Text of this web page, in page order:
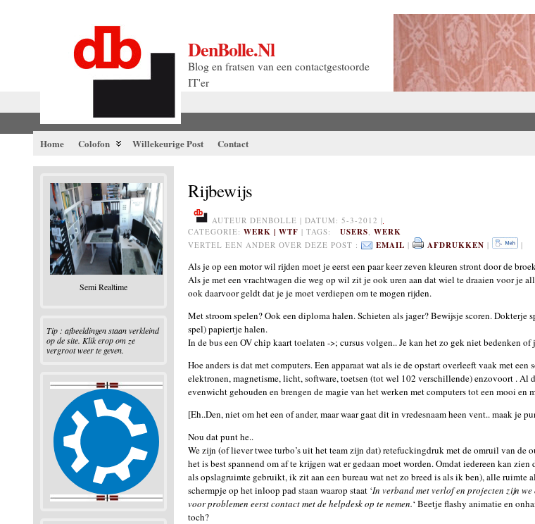
DenBolle.nl
Blog en fratsen van een contactgestoorde
IT'er
Home Colofon Willekeurige Post Contact
Semi Realtime
Tip : afbeeldingen staan verkleind
op de site. Klik erop om ze
vergroot weer te geven.
Rijbewijs
AUTEUR DENBOLLE | DATUM: 5-3-2012 |
CATEGORIE: WERK | WTF | TAGS: USERS, WERK
VERTEL EEN ANDER OVER DEZE POST : EMAIL | AFDRUKKEN | |
Als je op een motor wil rijden moet je eerst een paar keer zeven kleuren stront door de
Als je met een vrachtwagen die weg op wil zit je ook uren aan dat wiel te draaien voor je
ook daarvoor geldt dat je je moet verdiepen om te mogen rijden.
Met stroom spelen? Ook een diploma halen. Schieten als jager? Bewijsje scoren. Dokterje
spel) papiertje halen.
In de bus een OV chip kaart toelaten ->; cursus volgen.. Je kan het zo gek niet bedenken
Hoe anders is dat met computers. Een apparaat wat als ie de opstart overleeft vaak met
elektronen, magnetisme, licht, software, toetsen (tot wel 102 verschillende) enzovoort . Al
evenwicht gehouden en brengen de magie van het werken met computers tot een mooi en
[Eh..Den, niet om het een of ander, maar waar gaat dit in vredesnaam heen vent.. maak je
Nou dat punt he..
We zijn (of liever twee turbo’s uit het team zijn dat) retefuckingdruk met de omruil van de
het is best spannend om af te krijgen wat er gedaan moet worden. Omdat iedereen kan
als opslagruimte gebruikt, ik zit aan een bureau wat net zo breed is als ik ben), alle ruimte
schermpje op het inloop pad staan waarop staat ‘In verband met verlof en projecten zijn
voor problemen eerst contact met de helpdesk op te nemen.‘ Beetje flashy animatie en
toch?